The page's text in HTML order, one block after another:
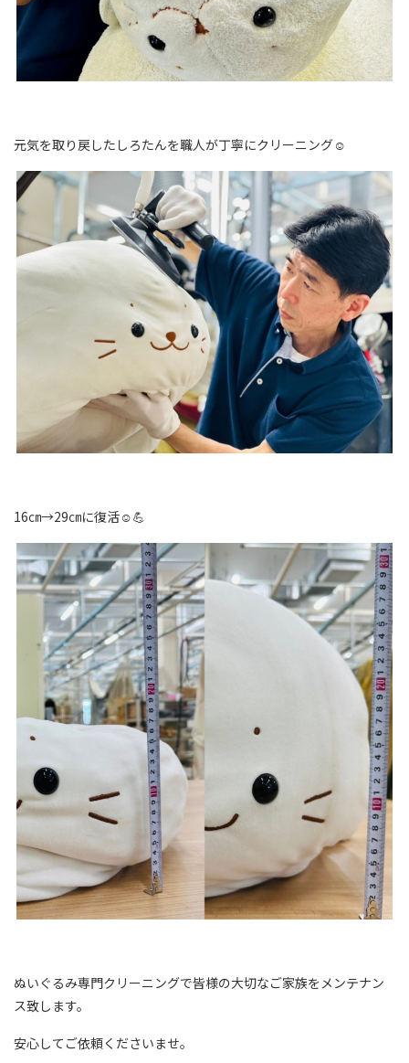
元気を取り戻したしろたんを職人が丁寧にクリーニング☺
16㎝→29㎝に復活☺💪
ぬいぐるみ専門クリーニングで皆様の大切なご家族をメンテナン
ス致します。
安心してご依頼くださいませ。